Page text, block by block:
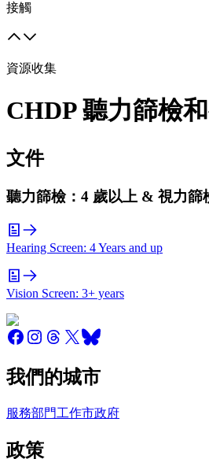
接觸
資源收集
CHDP 聽力篩檢
文件
聽力篩檢：4 歲以上 & 視力篩
Hearing Screen: 4 Years and up
Vision Screen: 3+ years
我們的城市
服務部門工作市政府
政策